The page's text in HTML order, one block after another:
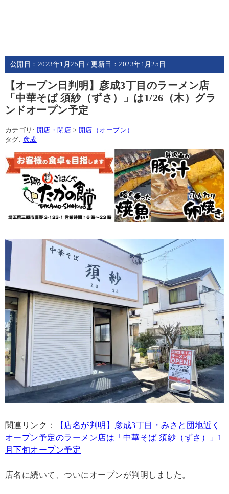
公開日： 2023年1月25日 / 更新日：2023年1月25日
【オープン日判明】彦成3丁目のラーメン店
「中華そば 須紗（ずさ）」は1/26（木）グラ
ンドオープン予定
カテゴリ: 開店・閉店 > 開店（オープン）
タグ: 彦成
関連リンク：
【店名が判明】彦成3丁目・みさと団地近く
オープン予定のラーメン店は「中華そば 須紗（ずさ）」1
月下旬オープン予定
店名に続いて、ついにオープンが判明しました。